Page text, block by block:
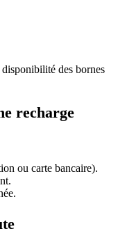
des bornes
recharge
ou carte bancaire).